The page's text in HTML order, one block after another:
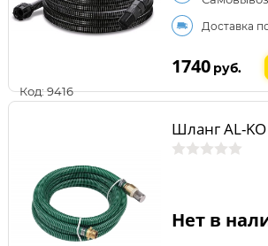
Код: 9416
Доставка
1740 руб.
Шланг AL-
Нет в